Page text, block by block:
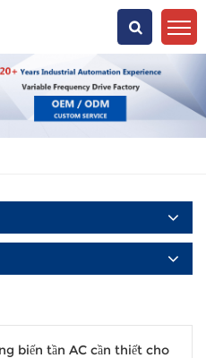
Cái Gì?
biến tần AC cần thiết cho